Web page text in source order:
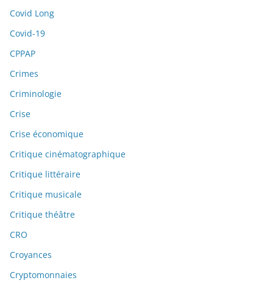
Covid Long
Covid-19
CPPAP
Crimes
Criminologie
Crise
Crise économique
Critique cinématographique
Critique littéraire
Critique musicale
Critique théâtre
CRO
Croyances
Cryptomonnaies